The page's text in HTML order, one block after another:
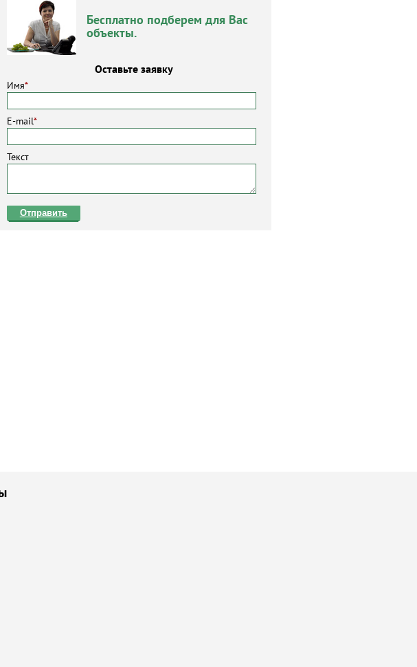
Бесплатно подберем для Вас
объекты.
Оставьте заявку
Имя*
E-mail*
Текст
Отправить